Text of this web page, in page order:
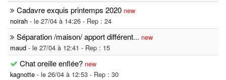
Cadavre exquis printemps 2020 new
noirah - le 27/04 à 14:26 - Rep : 24
Séparation /maison/ apport différent... new
maud - le 27/04 à 12:41 - Rep : 15
Chat oreille enflée? new
kagnotte - le 26/04 à 12:53 - Rep : 30